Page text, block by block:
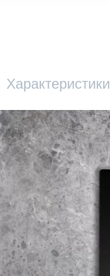
Характеристики